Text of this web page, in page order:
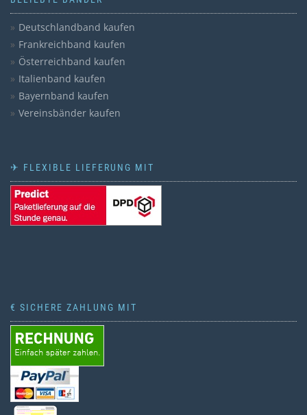
Deutschlandband kaufen
Frankreichband kaufen
Österreichband kaufen
Italienband kaufen
Bayernband kaufen
Vereinsbänder kaufen
✈ FLEXIBLE LIEFERUNG MIT
€ SICHERE ZAHLUNG MIT